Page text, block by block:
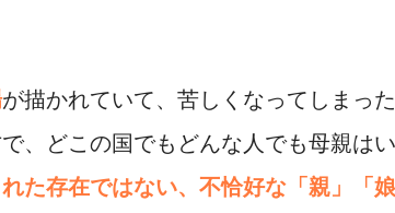
が描かれていて、苦しくなってしまっ
、どこの国でもどんな人でも母親は
た存在ではない、不恰好な「親」「